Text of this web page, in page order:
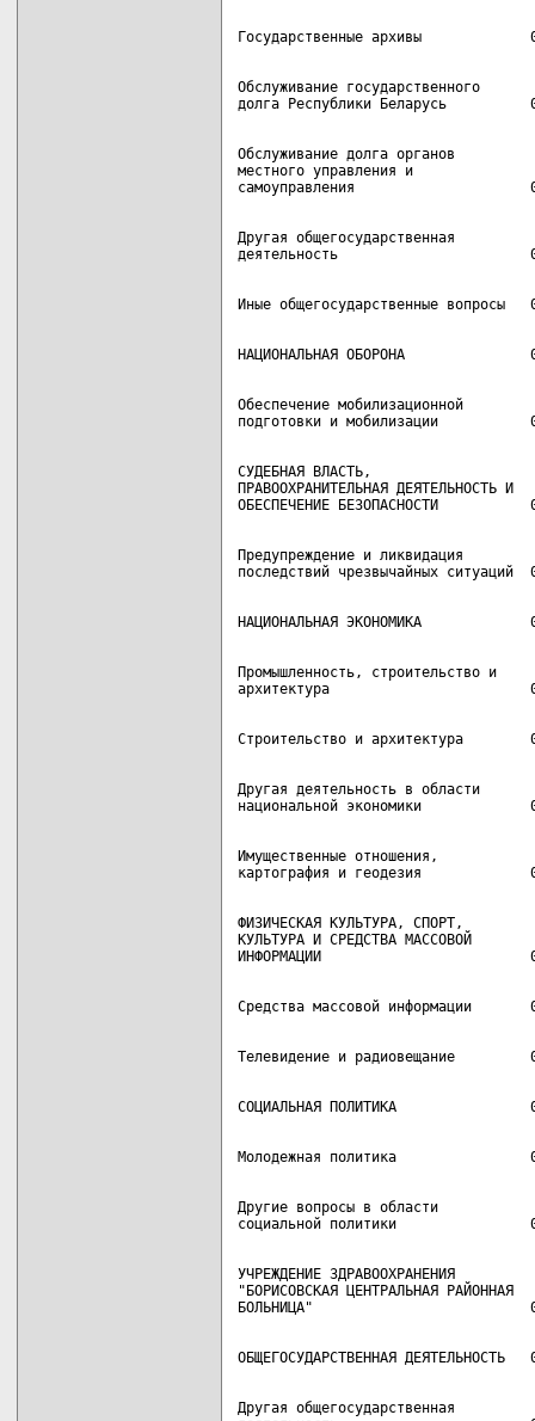
Обслуживание государственного
Обслуживание долга органов
местного управления и
Другая общегосударственная
Обеспечение мобилизационной
СУДЕБНАЯ ВЛАСТЬ,
ПРАВООХРАНИТЕЛЬНАЯ ДЕЯТЕЛЬНОСТЬ И
Предупреждение и ликвидация
Промышленность, строительство и
Другая деятельность в области
Имущественные отношения,
ФИЗИЧЕСКАЯ КУЛЬТУРА, СПОРТ,
КУЛЬТУРА И СРЕДСТВА МАССОВОЙ
Другие вопросы в области
УЧРЕЖДЕНИЕ ЗДРАВООХРАНЕНИЯ
"БОРИСОВСКАЯ ЦЕНТРАЛЬНАЯ РАЙОННАЯ
Другая общегосударственная